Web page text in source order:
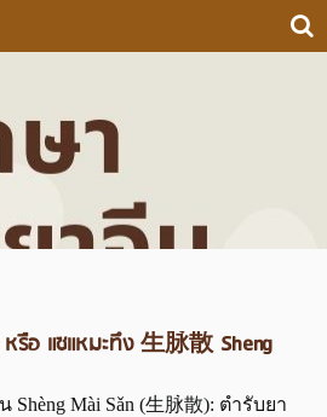
หรือ แซแหมะทึง 生脉散 Sheng
Shèng Mài Sǎn (生脉散): ตำรับยา